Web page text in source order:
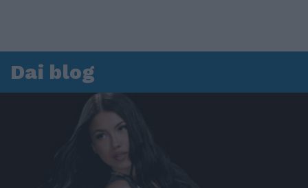
Dai blog